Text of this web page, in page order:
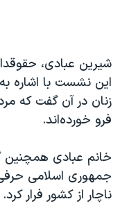
شیرین عبادی،
این نشست با اشاره
فرو خورده‌اند.
خانم عبادی
جمهوری اسلامی حرفی
ناچار از کشور فرار کرد.